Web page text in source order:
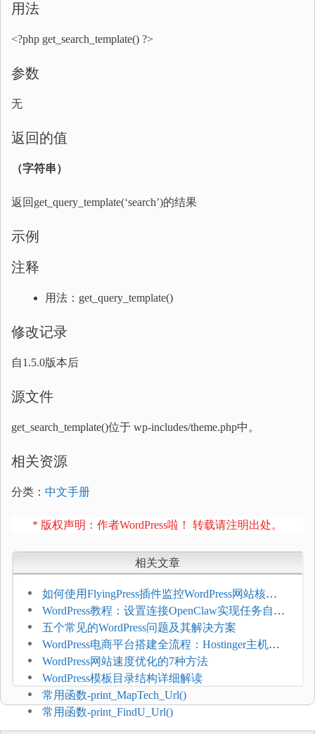
用法
<?php get_search_template() ?>
参数
无
返回的值
（字符串）
返回get_query_template(‘search’)的结果
示例
注释
用法：get_query_template()
修改记录
自1.5.0版本后
源文件
get_search_template()位于 wp-includes/theme.php中。
相关资源
分类： 中文手册
* 版权声明：作者WordPress啦！ 转载请注明出处。
相关文章
如何使用FlyingPress插件监控WordPress网站核心
网页指标（CWV）
WordPress教程：设置连接OpenClaw实现任务自动
化
五个常见的WordPress问题及其解决方案
WordPress电商平台搭建全流程：Hostinger主机一
键部署
WordPress网站速度优化的7种方法
WordPress模板目录结构详细解读
常用函数-print_MapTech_Url()
常用函数-print_FindU_Url()